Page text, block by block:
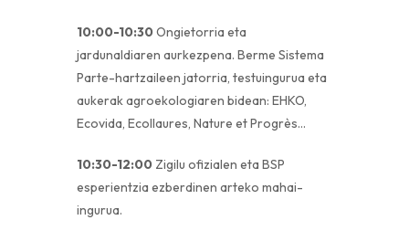
10:00-10:30 Ongietorria eta
jardunaldiaren aurkezpena. Berme Sistema
Parte-hartzaileen jatorria, testuingurua eta
aukerak agroekologiaren bidean: EHKO,
Ecovida, Ecollaures, Nature et Progrès…
10:30-12:00 Zigilu ofizialen eta BSP
esperientzia ezberdinen arteko mahai-
ingurua.